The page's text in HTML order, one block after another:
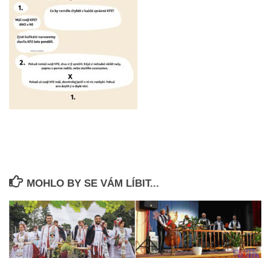
MOHLO BY SE VÁM LÍBIT...